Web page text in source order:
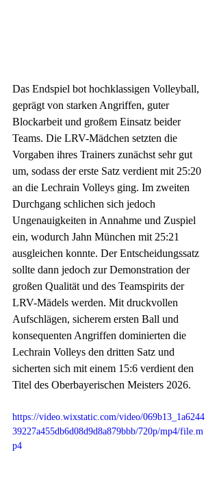
Das Endspiel bot hochklassigen Volleyball,
geprägt von starken Angriffen, guter
Blockarbeit und großem Einsatz beider
Teams. Die LRV-Mädchen setzten die
Vorgaben ihres Trainers zunächst sehr gut
um, sodass der erste Satz verdient mit 25:20
an die Lechrain Volleys ging. Im zweiten
Durchgang schlichen sich jedoch
Ungenauigkeiten in Annahme und Zuspiel
ein, wodurch Jahn München mit 25:21
ausgleichen konnte. Der Entscheidungssatz
sollte dann jedoch zur Demonstration der
großen Qualität und des Teamspirits der
LRV-Mädels werden. Mit druckvollen
Aufschlägen, sicherem ersten Ball und
konsequenten Angriffen dominierten die
Lechrain Volleys den dritten Satz und
sicherten sich mit einem 15:6 verdient den
Titel des Oberbayerischen Meisters 2026.
https://video.wixstatic.com/video/069b13_1a6244
39227a455db6d08d9d8a879bbb/720p/mp4/file.m
p4